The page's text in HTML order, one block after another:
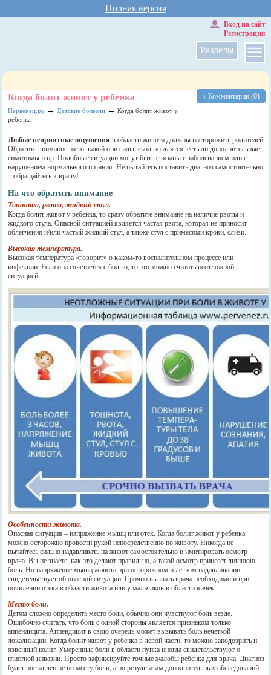
Полная версия
Разделы
Вход на сайт
Регистрация
↓ Комментарии (0)
Когда болит живот у ребенка
Первенец.ру → Детские болезни → Когда болит живот у
ребенка
Любые неприятные ощущения в области живота должны насторожить родителей.
Обратите внимание на то, какой они силы, сколько длятся, есть ли дополнительные
симптомы и пр. Подобные ситуации могут быть связаны с заболеванием или с
нарушением нормального питания. Не пытайтесь поставить диагноз самостоятельно
– обращайтесь к врачу!
На что обратить внимание
Тошнота, рвота, жидкий стул.
Когда болит живот у ребенка, то сразу обратите внимание на наличие рвоты и
жидкого стула. Опасной ситуацией является частая рвота, которая не приносит
облегчения и/или частый жидкий стул, а также стул с примесями крови, слизи.
Высокая температура.
Высокая температура «говорит» о каком-то воспалительном процессе или
инфекции. Если она сочетается с болью, то это можно считать неотложной
ситуацией.
Особенности живота.
Опасная ситуация – напряжение мышц или отек. Когда болит живот у ребенка
можно осторожно провести рукой непосредственно по животу. Никогда не
пытайтесь сильно надавливать на живот самостоятельно и имитировать осмотр
врача. Вы не знаете, как это делают правильно, а такой осмотр принесет лишнюю
боль. Но напряжение мышц живота при осторожном и легком надавливании
свидетельствует об опасной ситуации. Срочно вызвать врача необходимо и при
появлении отека в области живота или у мальчиков в области яичек.
Место боли.
Детям сложно определить место боли, обычно они чувствуют боль везде.
Ошибочно считать, что боль с одной стороны является признаком только
аппендицита. Аппендицит в свою очередь может вызывать боль нечеткой
локализации. Когда болит живот у ребенка в левой части, то можно заподозрить и
язвенный колит. Умеренные боли в области пупка иногда свидетельствуют о
глистной инвазии. Просто зафиксируйте точные жалобы ребенка для врача. Диагноз
будет поставлен не по месту боли, а по результатам дополнительных обследований.